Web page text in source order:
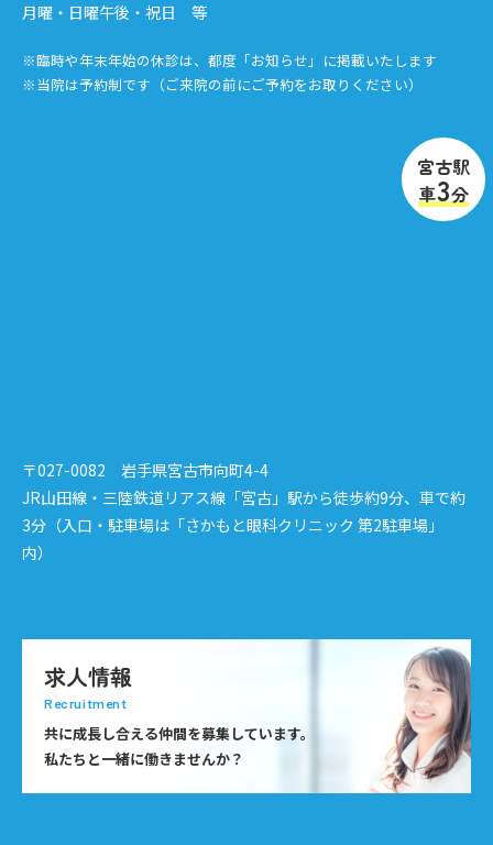
月曜・日曜午後・祝日 等
※臨時や年末年始の休診は、都度「お知らせ」に掲載いたします
※当院は予約制です（ご来院の前にご予約をお取りください）
宮古駅
車3分
〒027-0082 岩手県宮古市向町4-4
JR山田線・三陸鉄道リアス線「宮古」駅から徒歩約9分、車で約
3分（入口・駐車場は「さかもと眼科クリニック 第2駐車場」
内）
求人情報
Recruitment
共に成長し合える仲間を募集しています。
私たちと一緒に働きませんか？